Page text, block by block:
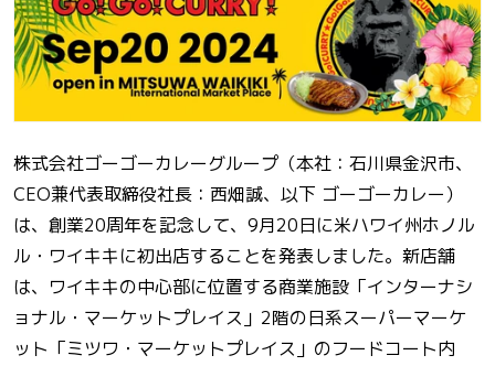
株式会社ゴーゴーカレーグループ（本社：石川県金沢市、
CEO兼代表取締役社長：西畑誠、以下 ゴーゴーカレー）
は、創業20周年を記念して、​​9月20日に米ハワイ州ホノル
ル・ワイキキに初出店することを発表しました。新店舗
は、ワイキキの中心部に位置する商業施設「インターナシ
ョナル・マーケットプレイス」2階の日系スーパーマーケ
ット「ミツワ・マーケットプレイス」のフードコート内